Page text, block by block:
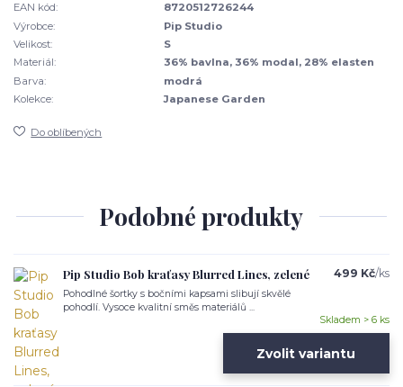
EAN kód:
8720512726244
Výrobce:
Pip Studio
Velikost:
S
Materiál:
36% bavlna, 36% modal, 28% elasten
Barva:
modrá
Kolekce:
Japanese Garden
Do oblíbených
Podobné produkty
Pip Studio Bob kraťasy Blurred Lines, zelené
Pohodlné šortky s bočními kapsami slibují skvělé
pohodlí. Vysoce kvalitní směs materiálů ...
499 Kč/ks
Skladem > 6 ks
Zvolit variantu